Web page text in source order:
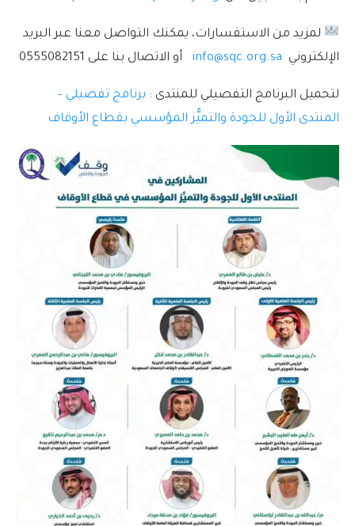
لمزيد من الاستفسارات، يمكنك التواصل معنا عبر البريد
الإلكتروني info@sqc.org.sa أو الاتصال بنا على 0555082151
لتحميل البرنامج التفصيلي للمنتدى : برنامج تفصيلي –
المنتدى الأول للجودة والتميُّز المؤسسي بقطاع الأوقاف